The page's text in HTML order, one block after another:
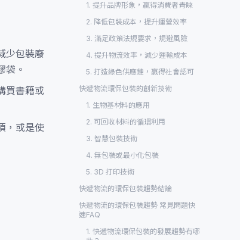
少包裝廢
袋。
買書籍或
，或是使
1. 提升品牌形象，贏得消費者青睞
2. 降低包裝成本，提升運營效率
3. 滿足政策法規要求，規避風險
4. 提升物流效率，減少運輸成本
5. 打造綠色供應鏈，贏得社會認可
快遞物流環保包裝的創新技術
1. 生物基材料的應用
2. 可回收材料的循環利用
3. 智慧包裝技術
4. 無包裝或最小化包裝
5. 3D 打印技術
快遞物流的環保包裝趨勢結論
快遞物流的環保包裝趨勢 常見問題快
速FAQ
1. 快遞物流環保包裝的發展趨勢有哪